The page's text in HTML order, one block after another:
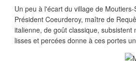
Un peu à l'écart du village de
Président Coeurderoy, maître de
italienne, de goût classique,
lisses et percées donne à ces portes